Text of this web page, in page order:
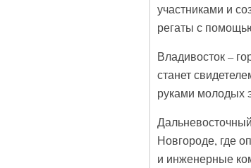
участниками и
регаты с
Владивосток –
станет
руками молодых
Новгороде, где
и инженерные